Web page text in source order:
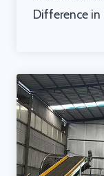
Difference in